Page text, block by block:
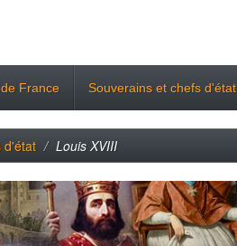
France Souverains et chefs d'état
d'état Louis XVIII